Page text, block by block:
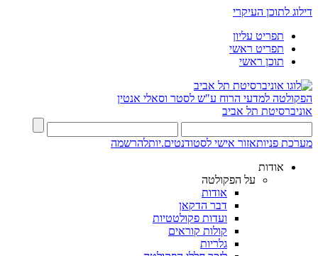
דילוג לתוכן העיקרי
תפריט עליון
תפריט ראשי
תוכן ראשי
הפקולטה למדעי הרוח ע"ש לסטר וסאלי אנטין
אוניברסיטת תל אביב
מערכת פניותאזור אישי לסטודנטים.יותלהרשמה
אודות
על הפקולטה
אודות
דבר הדקאן
ועדות פקולטטיות
קולות קוראים
גלריות